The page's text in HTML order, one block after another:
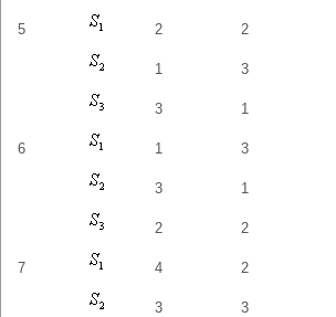
5 2 2
1 3
3 1
6 1 3
3 1
2 2
7 4 2
3 3